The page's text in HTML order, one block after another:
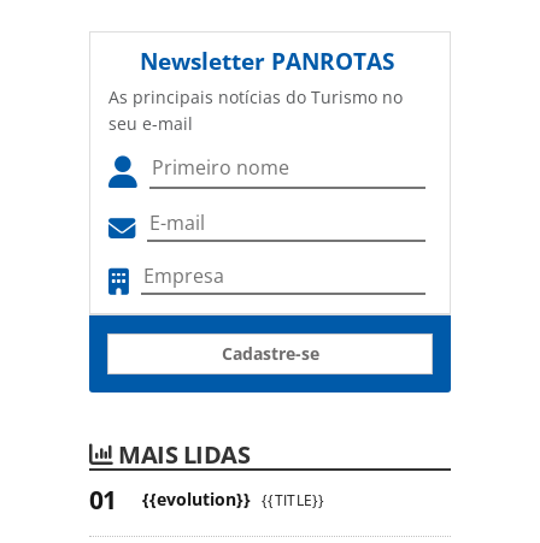
Newsletter PANROTAS
As principais notícias do Turismo no
seu e-mail
Cadastre-se
MAIS LIDAS
{{evolution}} {{TITLE}}